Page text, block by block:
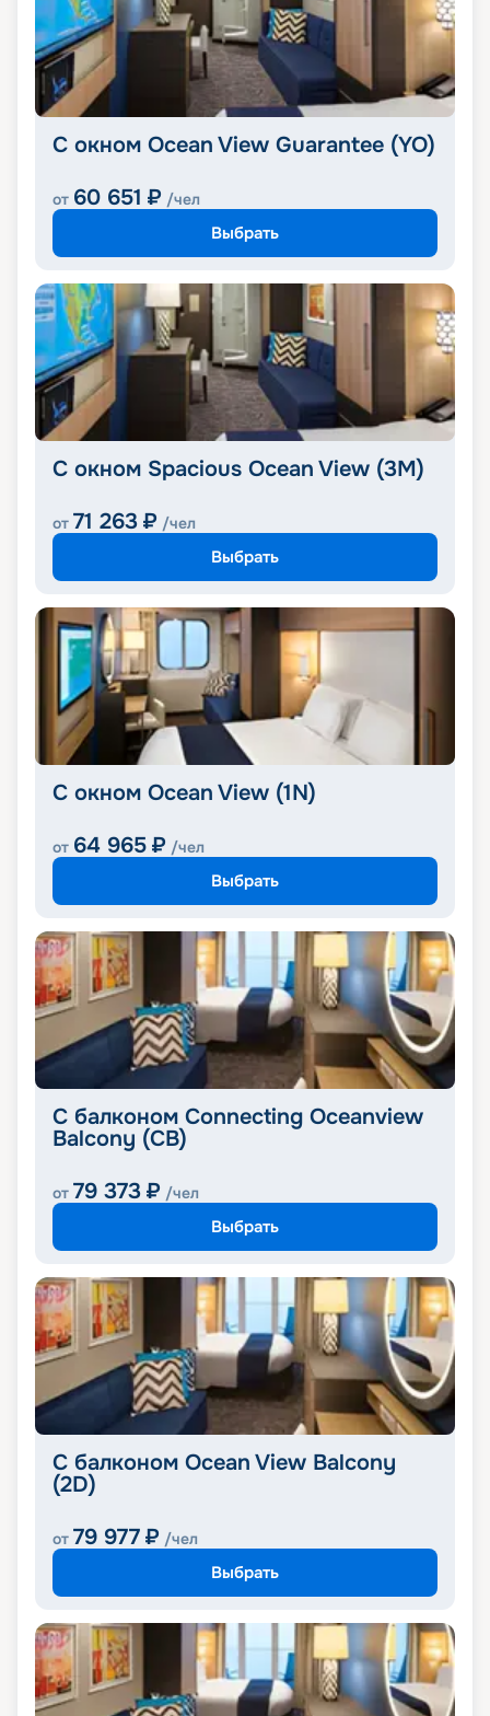
С окном Ocean View Guarantee (YO)
от 60 651 ₽ /чел
Выбрать
С окном Spacious Ocean View (3M)
от 71 263 ₽ /чел
Выбрать
С окном Ocean View (1N)
от 64 965 ₽ /чел
Выбрать
С балконом Connecting Oceanview
Balcony (CB)
от 79 373 ₽ /чел
Выбрать
С балконом Ocean View Balcony
(2D)
от 79 977 ₽ /чел
Выбрать